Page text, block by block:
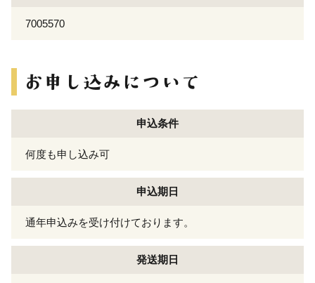
7005570
申込条件
何度も申し込み可
申込期日
通年申込みを受け付けております。
発送期日